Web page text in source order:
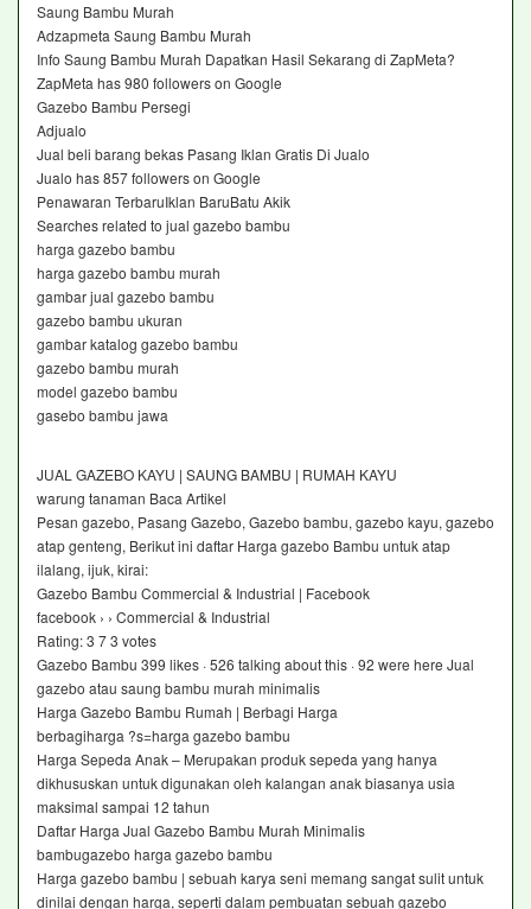
Saung Bambu Murah‎
Adzapmeta Saung Bambu Murah‎
Info Saung Bambu Murah Dapatkan Hasil Sekarang di ZapMeta?
ZapMeta has 980 followers on Google
Gazebo Bambu Persegi‎
Adjualo ‎
Jual beli barang bekas Pasang Iklan Gratis Di Jualo
Jualo has 857 followers on Google
Penawaran TerbaruIklan BaruBatu Akik
Searches related to jual gazebo bambu
harga gazebo bambu
harga gazebo bambu murah
gambar jual gazebo bambu
gazebo bambu ukuran
gambar katalog gazebo bambu
gazebo bambu murah
model gazebo bambu
gasebo bambu jawa
JUAL GAZEBO KAYU | SAUNG BAMBU | RUMAH KAYU
warung tanaman Baca Artikel
Pesan gazebo, Pasang Gazebo, Gazebo bambu, gazebo kayu, gazebo
atap genteng, Berikut ini daftar Harga gazebo Bambu untuk atap
ilalang, ijuk, kirai:
Gazebo Bambu Commercial & Industrial | Facebook
facebook › › Commercial & Industrial
Rating: 3 7 ‎3 votes
Gazebo Bambu 399 likes · 526 talking about this · 92 were here Jual
gazebo atau saung bambu murah minimalis
Harga Gazebo Bambu Rumah | Berbagi Harga
berbagiharga ?s=harga gazebo bambu
Harga Sepeda Anak – Merupakan produk sepeda yang hanya
dikhususkan untuk digunakan oleh kalangan anak biasanya usia
maksimal sampai 12 tahun
Daftar Harga Jual Gazebo Bambu Murah Minimalis
bambugazebo harga gazebo bambu
Harga gazebo bambu | sebuah karya seni memang sangat sulit untuk
dinilai dengan harga, seperti dalam pembuatan sebuah gazebo